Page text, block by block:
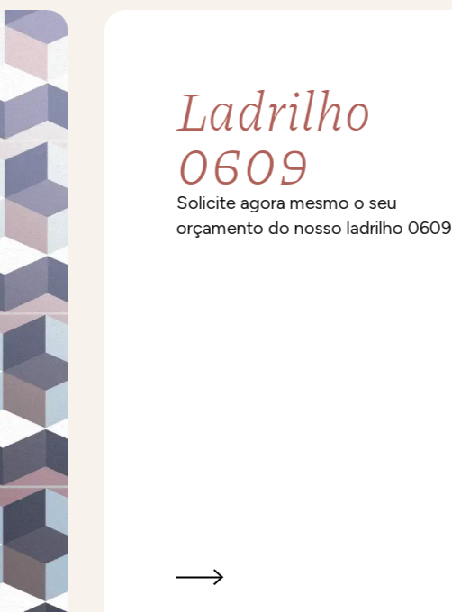
Ladrilho
0609
Solicite agora mesmo o seu
orçamento do nosso ladrilho 0609